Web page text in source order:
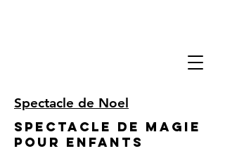
Spectacle de Noel
Spectacle de Magie
pour enfants